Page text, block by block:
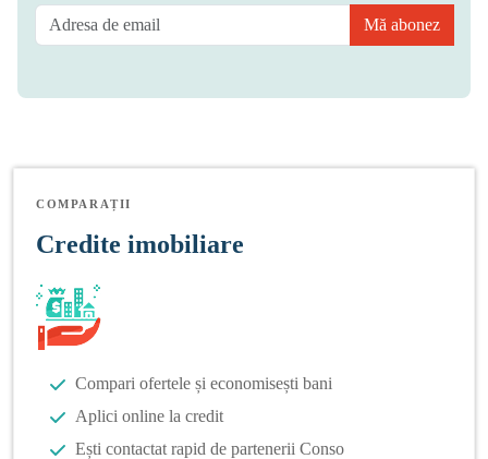
Mă abonez
COMPARAȚII
Credite imobiliare
Compari ofertele și economisești bani
Aplici online la credit
Ești contactat rapid de partenerii Conso